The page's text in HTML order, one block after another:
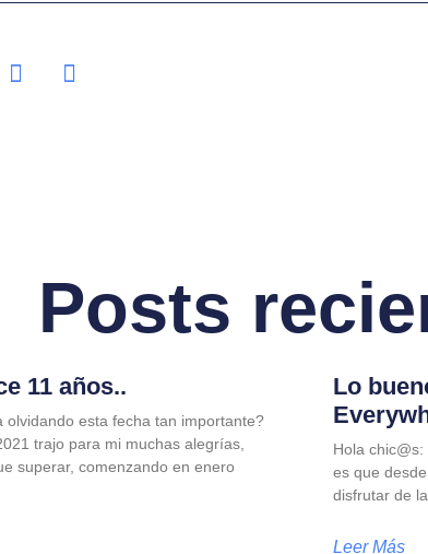
Posts
11 años..
esta fecha tan importante?
trajo para mi muchas alegrías,
superar, comenzando en enero
Lo
Hola
es que
disfrutar de
Leer Más